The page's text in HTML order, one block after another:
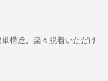
構造。楽々脱着いただけ